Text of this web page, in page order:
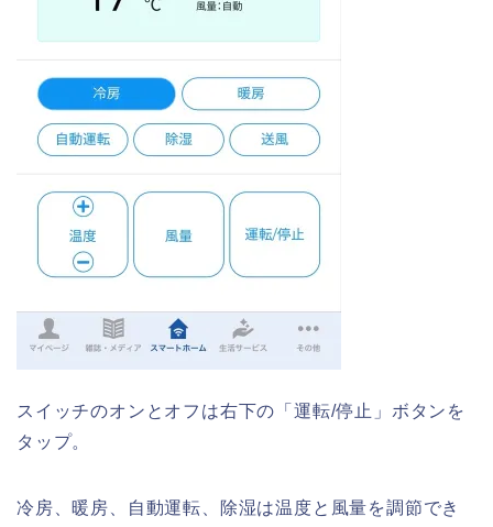
スイッチのオンとオフは右下の「運転/停止」ボタンを
タップ。
冷房、暖房、自動運転、除湿は温度と風量を調節でき